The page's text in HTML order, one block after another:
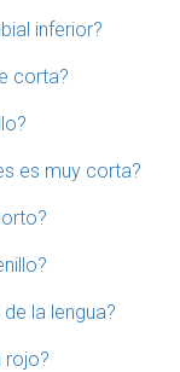
inferior?
corta?
es muy corta?
la lengua?
rojo?